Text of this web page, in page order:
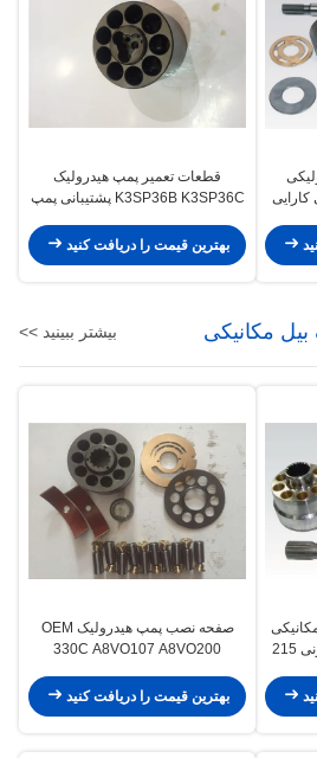
قطعات تعمیر پمپ هیدرولیک
K3SP36B K3SP36C پشتیبانی پمپ
بهترین قیمت را دریافت کنید
مکانیکی بیشتر ببینید >>
تعویض / قطعات پمپ پیستونی 215
صفحه نصب پمپ هیدرولیک OEM
330C A8VO107 A8VO200
بهترین قیمت را دریافت کنید